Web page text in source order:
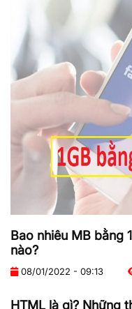
Bao nhiêu MB bằng
nào?
08/01/2022 - 09:13
HTML là gì? Những